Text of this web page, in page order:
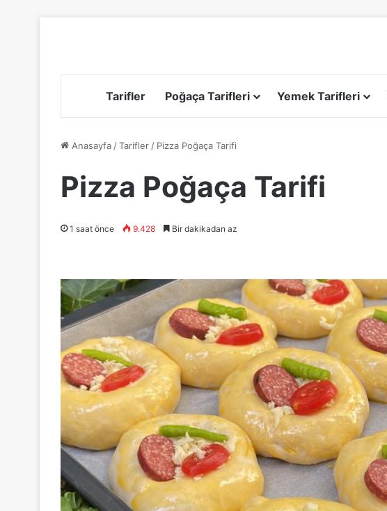
Tarifler Poğaça Tarifleri Yemek Tarifleri
Anasayfa /Tarifler / Pizza Poğaça Tarifi
Pizza Poğaça Tarifi
1 saat önce 9.428 Bir dakikadan az